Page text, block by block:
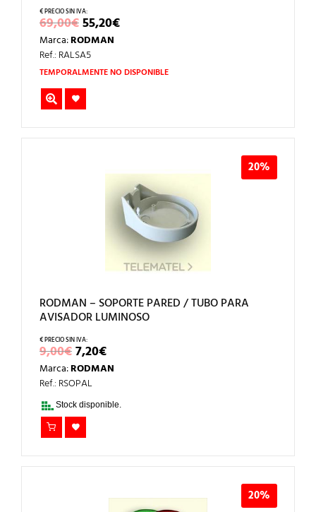
69,00€EL
PRECIO
ORIGINAL
ERA:
69,00€.
55,20€EL
PRECIO
55,20€.
Marca:RODMAN
Ref.: RALSA5
TEMPORALMENTE NO DISPONIBLE
20%
RODMAN – SOPORTE PARED / TUBO PARA
AVISADOR LUMINOSO
9,00€EL
PRECIO
ORIGINAL
ERA:
9,00€.
7,20€EL
PRECIO
ACTUAL
7,20€.
Marca:RODMAN
Ref.: RSOPAL
Stock disponible.
20%